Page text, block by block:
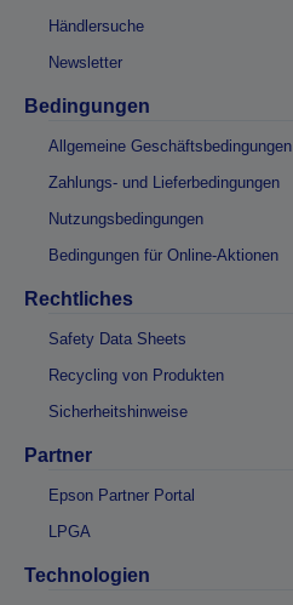
Händlersuche
Newsletter
Bedingungen
Allgemeine Geschäftsbedingungen
Zahlungs- und Lieferbedingungen
Nutzungsbedingungen
Bedingungen für Online-Aktionen
Rechtliches
Safety Data Sheets
Recycling von Produkten
Sicherheitshinweise
Partner
Epson Partner Portal
LPGA
Technologien